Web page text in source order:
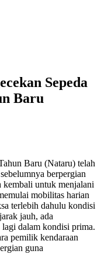
Sepeda
Baru
Baru (Nataru) telah
berpergian
kembali untuk menjalani
mobilitas harian
terlebih dahulu kondisi
jauh, ada
dalam kondisi prima.
pemilik kendaraan
guna